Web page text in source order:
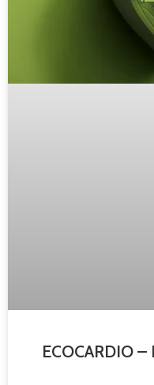
ECOCARDIO –